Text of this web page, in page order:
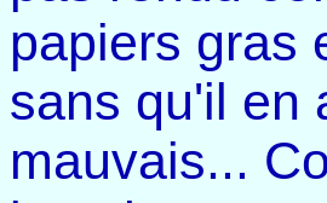
papiers gras
sans qu'il en
mauvais...